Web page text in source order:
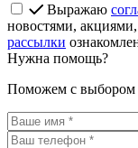
Выражаю
новостями,
рассылки
Нужна помощь?
Поможем с выбором